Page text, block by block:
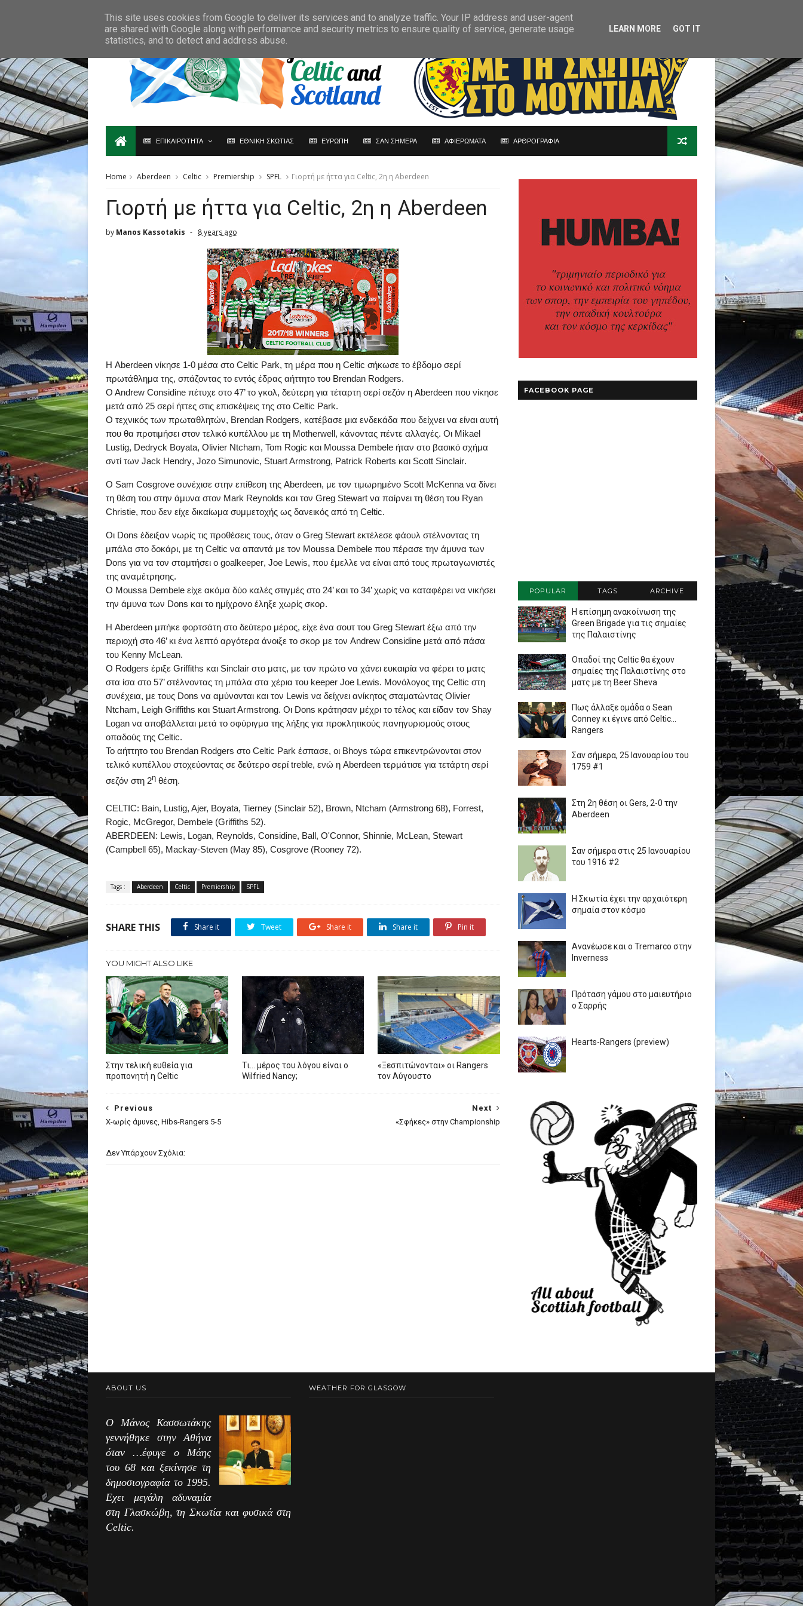
ΕΠΙΚΑΙΡΟΤΗΤΑ ΕΘΝΙΚΗ ΣΚΩΤΙΑΣ ΕΥΡΩΠΗ ΣΑΝ ΣΗΜΕΡΑ ΑΦΙΕΡΩΜΑΤΑ ΑΡΘΡΟΓΡΑΦΙΑ
Home Aberdeen Celtic Premiership SPFL Γιορτή με ήττα για Celtic, 2η η Aberdeen
Γιορτή με ήττα για Celtic, 2η η Aberdeen
by Manos Kassotakis 8 years ago
Η Aberdeen νίκησε 1-0 μέσα στο Celtic Park, τη μέρα που η Celtic σήκωσε το έβδομο σερί
πρωτάθλημα της, σπάζοντας το εντός έδρας αήττητο του Brendan Rodgers.
O Andrew Considine πέτυχε στο 47’το γκολ, δεύτερη για τέταρτη σερί σεζόν η Aberdeen που νίκησε
μετά από 25 σερί ήττες στις επισκέψεις της στο Celtic Park.
Ο τεχνικός των πρωταθλητών, Brendan Rodgers, κατέβασε μια ενδεκάδα που δείχνει να είναι αυτή
που θα προτιμήσει στον τελικό κυπέλλου με τη Motherwell, κάνοντας πέντε αλλαγές. Oι Mikael
Lustig, Dedryck Boyata, Olivier Ntcham, Tom Rogic και Moussa Dembele ήταν στο βασικό σχήμα
σντί των Jack Hendry, Jozo Simunovic, StuartArmstrong, Patrick Roberts και Scott Sinclair.
Ο Sam Cosgrove συνέχισε στην επίθεση της Aberdeen, με τον τιμωρημένο Scott McKenna να δίνει
τη θέση του στην άμυνα στον Mark Reynolds και τον Greg Stewart να παίρνει τη θέση του Ryan
Christie, που δεν είχε δικαίωμα συμμετοχής ως δανεικός από τη Celtic.
Oι Dons έδειξαν νωρίς τις προθέσεις τους, όταν ο Greg Stewart εκτέλεσε φάουλ στέλνοντας τη
μπάλα στο δοκάρι, με τη Celtic να απαντά με τον Moussa Dembele που πέρασε την άμυνα των
Dons για να τον σταμτήσει ο goalkeeper, Joe Lewis, που έμελλε να είναι από τους πρωταγωνιστές
της αναμέτρησης.
Ο Moussa Dembele είχε ακόμα δύο καλές στιγμές στο 24’και το 34’χωρίς να καταφέρει να νικήσει
την άμυνα των Dons και το ημίχρονο έληξε χωρίς σκορ.
Η Aberdeen μπήκε φορτσάτη στο δεύτερο μέρος, είχε ένα σουτ του Greg Stewart έξω από την
περιοχή στο 46’κι ένα λεπτό αργότερα άνοιξε το σκορ με τον Andrew Considine μετά από πάσα
του Kenny McLean.
O Rodgers έριξε Griffiths και Sinclair στο ματς, με τον πρώτο να χάνει ευκαιρία να φέρει το ματς
στα ίσα στο 57’στέλνοντας τη μπάλα στα χέρια του keeper Joe Lewis. Μονόλογος της Celtic στη
συνέχεια, με τους Dons να αμύνονται και τον Lewis να δείχνει ανίκητος σταματώντας Olivier
Ntcham, Leigh Griffiths και StuartArmstrong. Oι Dons κράτησαν μέχρι το τέλος και είδαν τον Shay
Logan να αποβάλλεται μετά το σφύριγμα της λήξης για προκλητικούς πανηγυρισμούς στους
οπαδούς της Celtic.
Το αήττητο του Brendan Rodgers στο Celtic Park έσπασε, οι Bhoys τώρα επικεντρώνονται στον
τελικό κυπέλλου στοχεύοντας σε δεύτερο σερί treble, ενώ η Aberdeen τερμάτισε για τετάρτη σερί
σεζόν στη 2η θέση.
CELTIC: Bain, Lustig, Ajer, Boyata, Tierney (Sinclair 52), Brown, Ntcham (Armstrong 68), Forrest,
Rogic, McGregor, Dembele (Griffiths 52).
ABERDEEN: Lewis, Logan, Reynolds, Considine, Ball, O'Connor, Shinnie, McLean, Stewart
(Campbell 65), Mackay-Steven (May 85), Cosgrove (Rooney 72).
Tags : Aberdeen Celtic Premiership SPFL
SHARE THIS Share it Tweet Share it Share it Pin it
YOU MIGHT ALSO LIKE
Στην τελική ευθεία για
προπονητή η Celtic
Τι… μέρος του λόγου είναι ο
Wilfried Nancy;
«Ξεσπιτώνονται» οι Rangers
τον Αύγουστο
Next
«Σφήκες» στην Championship
Previous
Χ-ωρίς άμυνες, Hibs-Rangers 5-5
Δεν Υπάρχουν Σχόλια:
FACEBOOK PAGE
POPULAR TAGS ARCHIVE
Η επίσημη ανακοίνωση της
Green Brigade για τις σημαίες
της Παλαιστίνης
Οπαδοί της Celtic θα έχουν
σημαίες της Παλαιστίνης στο
ματς με τη Beer Sheva
Πως άλλαξε ομάδα ο Sean
Conney κι έγινε από Celtic...
Rangers
Σαν σήμερα, 25 Ιανουαρίου του
1759 #1
Στη 2η θέση οι Gers, 2-0 την
Aberdeen
Σαν σήμερα στις 25 Ιανουαρίου
του 1916 #2
Η Σκωτία έχει την αρχαιότερη
σημαία στον κόσμο
Ανανέωσε και ο Tremarco στην
Inverness
Πρόταση γάμου στο μαιευτήριο
ο Σαρρής
Hearts-Rangers (preview)
ABOUT US
Ο Μάνος Κασσωτάκης
γεννήθηκε στην Αθήνα
όταν …έφυγε ο Μάης
του 68 και ξεκίνησε τη
δημοσιογραφία το 1995.
Εχει μεγάλη αδυναμία
στη Γλασκώβη, τη Σκωτία και φυσικά στη
Celtic.
WEATHER FOR GLASGOW
This site uses cookies from Google to deliver its services and to analyze traffic. Your IP address and user-agent
are shared with Google along with performance and security metrics to ensure quality of service, generate usage
statistics, and to detect and address abuse.
LEARN MORE GOT IT